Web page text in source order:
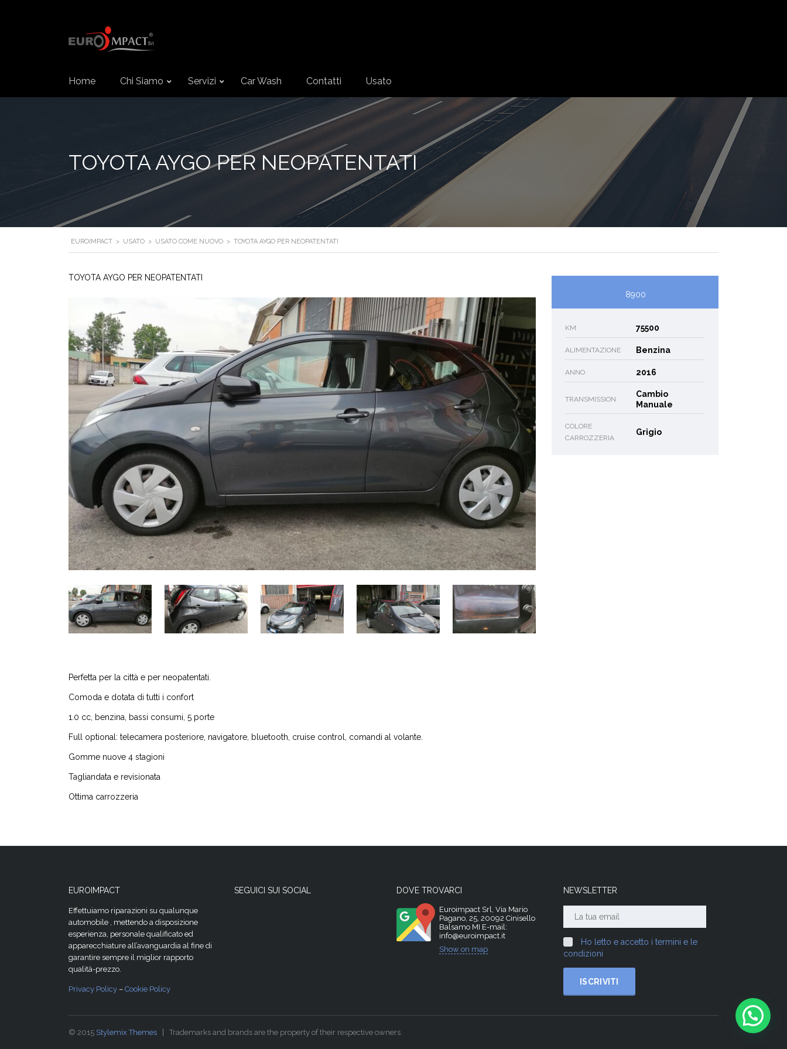
Home Chi Siamo Servizi Car Wash Contatti Usato
TOYOTA AYGO PER NEOPATENTATI
EUROIMPACT > USATO > USATO COME NUOVO > TOYOTA AYGO PER NEOPATENTATI
TOYOTA AYGO PER NEOPATENTATI
Perfetta per la città e per neopatentati.
Comoda e dotata di tutti i confort
1.0 cc, benzina, bassi consumi, 5 porte
Full optional: telecamera posteriore, navigatore, bluetooth, cruise control, comandi al volante.
Gomme nuove 4 stagioni
Tagliandata e revisionata
Ottima carrozzeria
8900
KM 75500
ALIMENTAZIONE Benzina
ANNO 2016
TRANSMISSION
Cambio
Manuale
COLORE
CARROZZERIA
Grigio
EUROIMPACT
Effettuiamo riparazioni su qualunque
automobile , mettendo a disposizione
esperienza, personale qualificato ed
apparecchiature all’avanguardia al fine di
garantire sempre il miglior rapporto
qualità-prezzo.
Privacy Policy – Cookie Policy
SEGUICI SUI SOCIAL DOVE TROVARCI
Euroimpact Srl, Via Mario
Pagano, 25, 20092 Cinisello
Balsamo MI E-mail:
info@euroimpact.it
Show on map
NEWSLETTER
Ho letto e accetto i termini e le
condizioni
© 2015 Stylemix Themes Trademarks and brands are the property of their respective owners.